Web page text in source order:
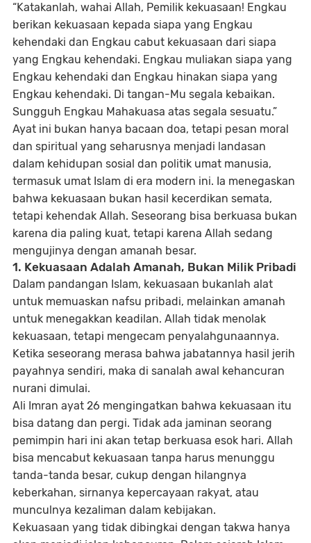
“Katakanlah, wahai Allah, Pemilik kekuasaan! Engkau
berikan kekuasaan kepada siapa yang Engkau
kehendaki dan Engkau cabut kekuasaan dari siapa
yang Engkau kehendaki. Engkau muliakan siapa yang
Engkau kehendaki dan Engkau hinakan siapa yang
Engkau kehendaki. Di tangan-Mu segala kebaikan.
Sungguh Engkau Mahakuasa atas segala sesuatu.”
Ayat ini bukan hanya bacaan doa, tetapi pesan moral
dan spiritual yang seharusnya menjadi landasan
dalam kehidupan sosial dan politik umat manusia,
termasuk umat Islam di era modern ini. Ia menegaskan
bahwa kekuasaan bukan hasil kecerdikan semata,
tetapi kehendak Allah. Seseorang bisa berkuasa bukan
karena dia paling kuat, tetapi karena Allah sedang
mengujinya dengan amanah besar.
1. Kekuasaan Adalah Amanah, Bukan Milik Pribadi
Dalam pandangan Islam, kekuasaan bukanlah alat
untuk memuaskan nafsu pribadi, melainkan amanah
untuk menegakkan keadilan. Allah tidak menolak
kekuasaan, tetapi mengecam penyalahgunaannya.
Ketika seseorang merasa bahwa jabatannya hasil jerih
payahnya sendiri, maka di sanalah awal kehancuran
nurani dimulai.
Ali Imran ayat 26 mengingatkan bahwa kekuasaan itu
bisa datang dan pergi. Tidak ada jaminan seorang
pemimpin hari ini akan tetap berkuasa esok hari. Allah
bisa mencabut kekuasaan tanpa harus menunggu
tanda-tanda besar, cukup dengan hilangnya
keberkahan, sirnanya kepercayaan rakyat, atau
munculnya kezaliman dalam kebijakan.
Kekuasaan yang tidak dibingkai dengan takwa hanya